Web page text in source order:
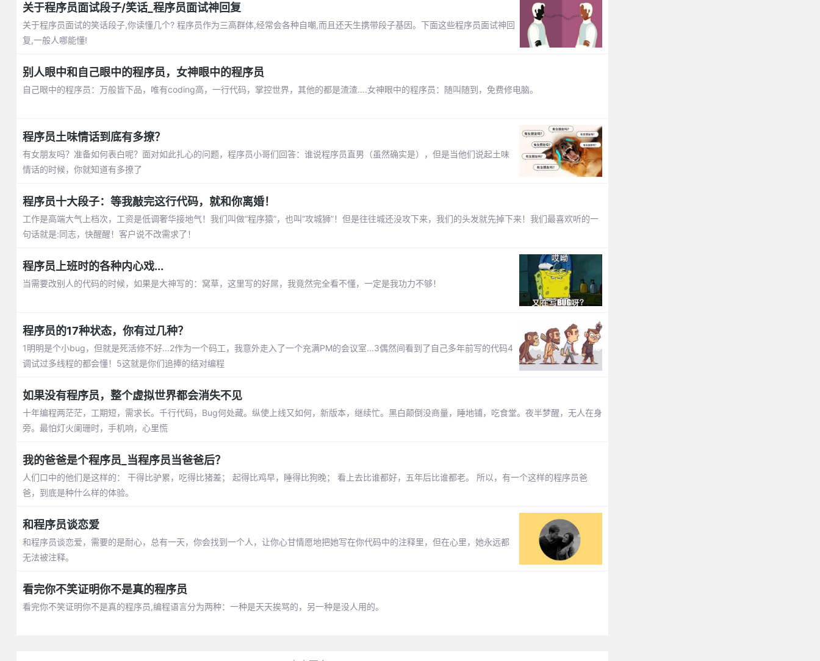
关于程序员面试段子/笑话_程序员面试神回复
关于程序员面试的笑话段子,你读懂几个? 程序员作为三高群体,经常会各种自嘲,而且还天生携带段子基因。下面这些程序员面试神回
复,一般人哪能懂!
别人眼中和自己眼中的程序员，女神眼中的程序员
自己眼中的程序员：万般皆下品，唯有coding高，一行代码，掌控世界，其他的都是渣渣….女神眼中的程序员：随叫随到，免费修电脑。
程序员土味情话到底有多撩？
有女朋友吗？准备如何表白呢？面对如此扎心的问题，程序员小哥们回答：谁说程序员直男（虽然确实是），但是当他们说起土味
情话的时候，你就知道有多撩了
程序员十大段子：等我敲完这行代码，就和你离婚！
工作是高端大气上档次，工资是低调奢华接地气！我们叫做“程序猿”，也叫“攻城狮”！但是往往城还没攻下来，我们的头发就先掉下来！我们最喜欢听的一
句话就是:同志，快醒醒！客户说不改需求了！
程序员上班时的各种内心戏...
当需要改别人的代码的时候，如果是大神写的：窝草，这里写的好屌，我竟然完全看不懂，一定是我功力不够！
程序员的17种状态，你有过几种？
1明明是个小bug，但就是死活修不好...2作为一个码工，我意外走入了一个充满PM的会议室...3偶然间看到了自己多年前写的代码4
调试过多线程的都会懂！5这就是你们追捧的结对编程
如果没有程序员，整个虚拟世界都会消失不见
十年编程两茫茫，工期短，需求长。千行代码，Bug何处藏。纵使上线又如何，新版本，继续忙。黑白颠倒没商量，睡地铺，吃食堂。夜半梦醒，无人在身
旁。最怕灯火阑珊时，手机响，心里慌
我的爸爸是个程序员_当程序员当爸爸后？
人们口中的他们是这样的： 干得比驴累，吃得比猪差； 起得比鸡早，睡得比狗晚； 看上去比谁都好，五年后比谁都老。 所以，有一个这样的程序员爸
爸，到底是种什么样的体验。
和程序员谈恋爱
和程序员谈恋爱，需要的是耐心，总有一天，你会找到一个人，让你心甘情愿地把她写在你代码中的注释里，但在心里，她永远都
无法被注释。
看完你不笑证明你不是真的程序员
看完你不笑证明你不是真的程序员,编程语言分为两种：一种是天天挨骂的，另一种是没人用的。